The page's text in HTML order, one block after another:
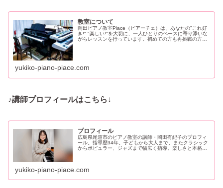
教室について
岡田ピアノ教室Piace（ピアーチェ）は、あなたの"これ好
き!" "楽しい!"を大切に、一人ひとりのペースに寄り添いな
がらレッスンを行っています。初めての方も再挑戦の方
yukiko-piano-piace.com
♪講師プロフィールはこちら ↓
プロフィール
広島県尾道市のピアノ教室の講師・岡田有紀子のプロフィ
ール。指導歴34年。子どもから大人まで、またクラシック
からポピュラー、ジャズまで幅広く指導。楽しさと本格さ
yukiko-piano-piace.com